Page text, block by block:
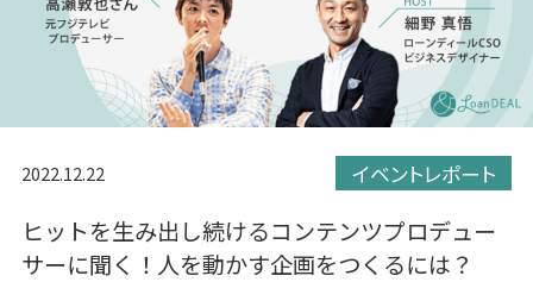
2022.12.22 イベントレポート
ヒットを生み出し続けるコンテンツプロデュー
サーに聞く！人を動かす企画をつくるには？